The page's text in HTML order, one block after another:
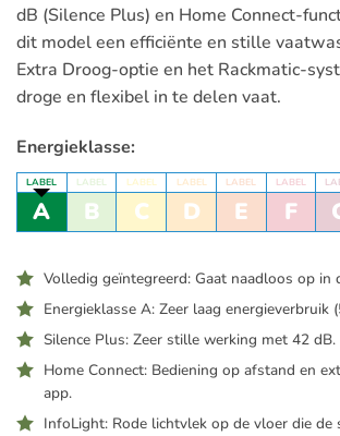
dB (Silence Plus) en Home Connect-
dit model een efficiënte en stille
Extra Droog-optie en het Rackmatic-
droge en flexibel in te delen vaat.
Energieklasse:
LABEL
A
LABEL
B
LABEL
C
LABEL
D
LABEL
E
LABEL
F
Volledig geïntegreerd: Gaat naadloos op in
Energieklasse A: Zeer laag energieverbruik
Silence Plus: Zeer stille werking met 42 dB.
Home Connect: Bediening op afstand en
app.
InfoLight: Rode lichtvlek op de vloer die de